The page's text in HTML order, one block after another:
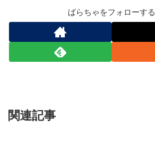
ばらちゃをフォローする
関連記事